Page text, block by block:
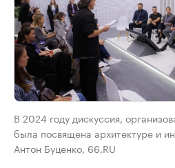
В 2024 году дискуссия,
была посвящена архитектуре и
Антон Буценко, 66.RU